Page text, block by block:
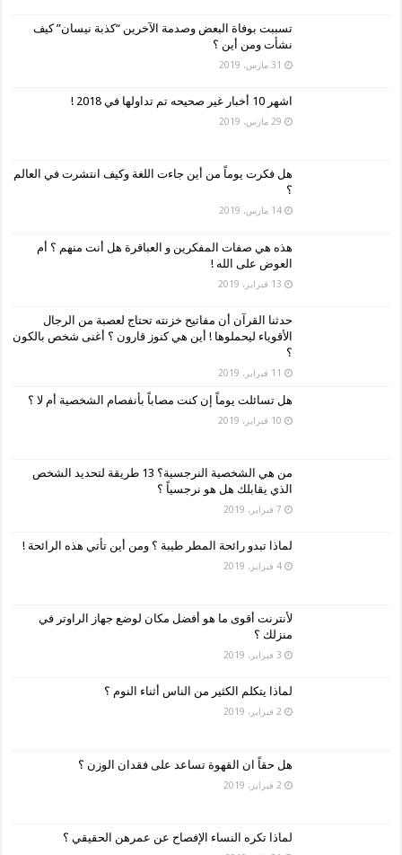
تسببت بوفاة البعض وصدمة الآخرين “كذبة نيسان” كيف
نشأت ومن أين ؟
31 مارس، 2019
اشهر 10 أخبار غير صحيحه تم تداولها في 2018 !
29 مارس، 2019
هل فكرت يوماً من أين جاءت اللغة وكيف انتشرت في العالم
؟
14 مارس، 2019
هذه هي صفات المفكرين و العباقرة هل أنت منهم ؟ أم
العوض على الله !
13 فبراير، 2019
حدثنا القرآن أن مفاتيح خزنته تحتاج لعصبة من الرجال
الأقوياء ليحملوها ! أين هي كنوز قارون ؟ أغنى شخص بالكون
؟
11 فبراير، 2019
هل تسائلت يوماً إن كنت مصاباً بأنفصام الشخصية أم لا ؟
10 فبراير، 2019
من هي الشخصية النرجسية؟ 13 طريقة لتحديد الشخص
الذي يقابلك هل هو نرجسياً ؟
7 فبراير، 2019
لماذا تبدو رائحة المطر طيبة ؟ ومن أين تأتي هذه الرائحة !
4 فبراير، 2019
لأنترنت أقوى ما هو أفضل مكان لوضع جهاز الراوتر في
منزلك ؟
3 فبراير، 2019
لماذا يتكلم الكثير من الناس أثناء النوم ؟
2 فبراير، 2019
هل حقاً ان القهوة تساعد على فقدان الوزن ؟
2 فبراير، 2019
لماذا تكره النساء الإفصاح عن عمرهن الحقيقي ؟